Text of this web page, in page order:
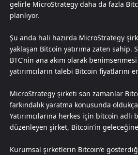
gelirle MicroStrategy daha da fazla
planlıyor.
Şu anda hali hazırda MicroStrategy
yaklaşan Bitcoin yatırıma zaten sahip.
BTC’nin ana akım olarak
yatırımcıların talebi Bitcoin fiyatlarını
MicroStrategy şirketi son zamanlar
farkındalık yaratma konusunda
Yatırımcılarına herkes için bitcoin adlı
düzenleyen şirket, Bitcoin’in
Kurumsal şirketlerin Bitcoin’e